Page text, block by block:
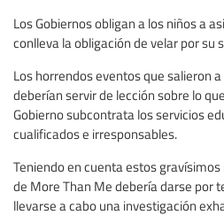
Los Gobiernos obligan a los niños a
conlleva la obligación de velar por su
Los horrendos eventos que salieron
deberían servir de lección sobre lo
Gobierno subcontrata los servicios
cualificados e irresponsables.
Teniendo en cuenta estos
de More Than Me debería darse por
llevarse a cabo una investigación